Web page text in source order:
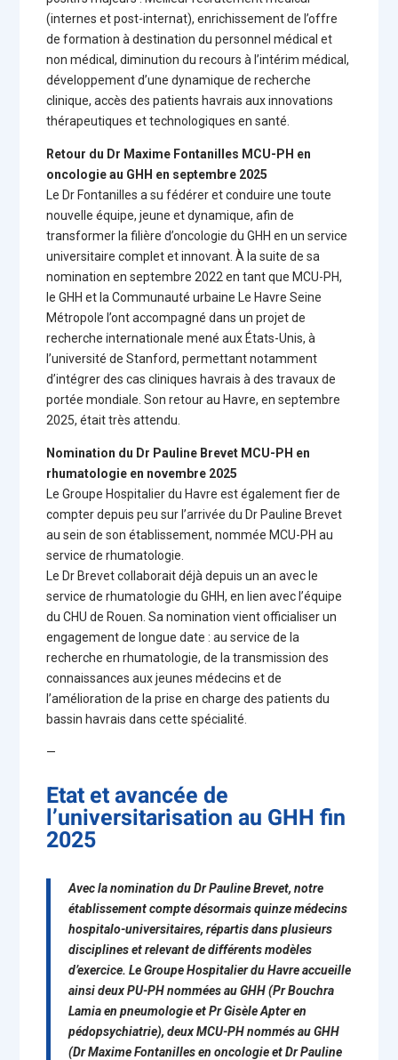
(internes et post-internat), enrichissement de l’offre
de formation à destination du personnel médical et
non médical, diminution du recours à l’intérim médical,
développement d’une dynamique de recherche
clinique, accès des patients havrais aux innovations
thérapeutiques et technologiques en santé.
Retour du Dr Maxime Fontanilles MCU-PH en
oncologie au GHH en septembre 2025
Le Dr Fontanilles a su fédérer et conduire une toute
nouvelle équipe, jeune et dynamique, afin de
transformer la filière d’oncologie du GHH en un service
universitaire complet et innovant. À la suite de sa
nomination en septembre 2022 en tant que MCU-PH,
le GHH et la Communauté urbaine Le Havre Seine
Métropole l’ont accompagné dans un projet de
recherche internationale mené aux États-Unis, à
l’université de Stanford, permettant notamment
d’intégrer des cas cliniques havrais à des travaux de
portée mondiale. Son retour au Havre, en septembre
2025, était très attendu.
Nomination du Dr Pauline Brevet MCU-PH en
rhumatologie en novembre 2025
Le Groupe Hospitalier du Havre est également fier de
compter depuis peu sur l’arrivée du Dr Pauline Brevet
au sein de son établissement, nommée MCU-PH au
service de rhumatologie.
Le Dr Brevet collaborait déjà depuis un an avec le
service de rhumatologie du GHH, en lien avec l’équipe
du CHU de Rouen. Sa nomination vient officialiser un
engagement de longue date : au service de la
recherche en rhumatologie, de la transmission des
connaissances aux jeunes médecins et de
l’amélioration de la prise en charge des patients du
bassin havrais dans cette spécialité.
—
Etat et avancée de
l’universitarisation au GHH fin
2025
Avec la nomination du Dr Pauline Brevet, notre
établissement compte désormais quinze médecins
hospitalo-universitaires, répartis dans plusieurs
disciplines et relevant de différents modèles
d’exercice. Le Groupe Hospitalier du Havre accueille
ainsi deux PU-PH nommées au GHH (Pr Bouchra
Lamia en pneumologie et Pr Gisèle Apter en
pédopsychiatrie), deux MCU-PH nommés au GHH
(Dr Maxime Fontanilles en oncologie et Dr Pauline